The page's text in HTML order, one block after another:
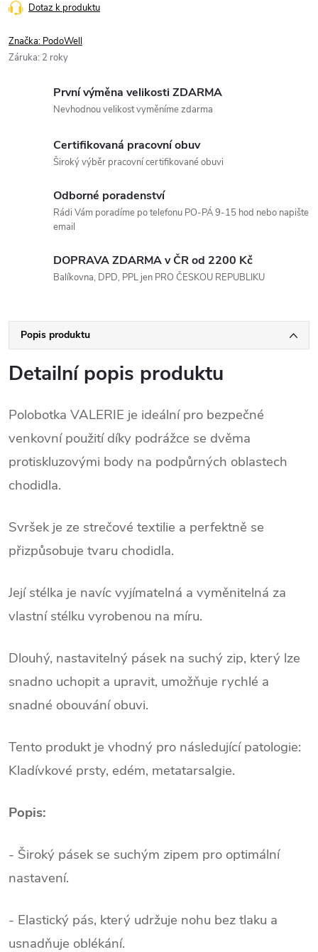
Dotaz k produktu
Značka: PodoWell
Záruka: 2 roky
První výměna velikosti ZDARMA
Nevhodnou velikost vyměníme zdarma
Certifikovaná pracovní obuv
Široký výběr pracovní certifikované obuvi
Odborné poradenství
Rádi Vám poradíme po telefonu PO-PÁ 9-15 hod nebo napište
email
DOPRAVA ZDARMA v ČR od 2200 Kč
Balíkovna, DPD, PPL jen PRO ČESKOU REPUBLIKU
Popis produktu
Detailní popis produktu
Polobotka VALERIE je ideální pro bezpečné
venkovní použití díky podrážce se dvěma
protiskluzovými body na podpůrných oblastech
chodidla.
Svršek je ze strečové textilie a perfektně se
přizpůsobuje tvaru chodidla.
Její stélka je navíc vyjímatelná a vyměnitelná za
vlastní stélku vyrobenou na míru.
Dlouhý, nastavitelný pásek na suchý zip, který lze
snadno uchopit a upravit, umožňuje rychlé a
snadné obouvání obuvi.
Tento produkt je vhodný pro následující patologie:
Kladívkové prsty, edém, metatarsalgie.
Popis:
- Široký pásek se suchým zipem pro optimální
nastavení.
- Elastický pás, který udržuje nohu bez tlaku a
usnadňuje oblékání.